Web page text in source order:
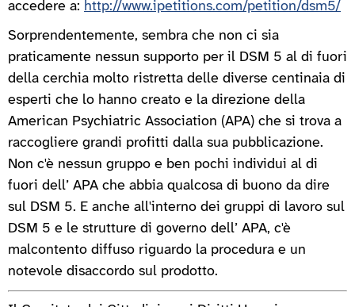
accedere a: http://www.ipetitions.com/petition/dsm5/
Sorprendentemente, sembra che non ci sia
praticamente nessun supporto per il DSM 5 al di fuori
della cerchia molto ristretta delle diverse centinaia di
esperti che lo hanno creato e la direzione della
American Psychiatric Association (APA) che si trova a
raccogliere grandi profitti dalla sua pubblicazione.
Non c'è nessun gruppo e ben pochi individui al di
fuori dell’ APA che abbia qualcosa di buono da dire
sul DSM 5. E anche all'interno dei gruppi di lavoro sul
DSM 5 e le strutture di governo dell’ APA, c'è
malcontento diffuso riguardo la procedura e un
notevole disaccordo sul prodotto.